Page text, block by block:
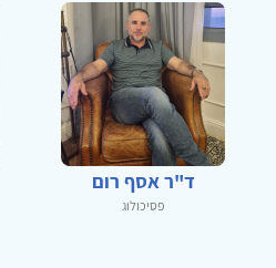
ד"ר אסף רום
פסיכולוג